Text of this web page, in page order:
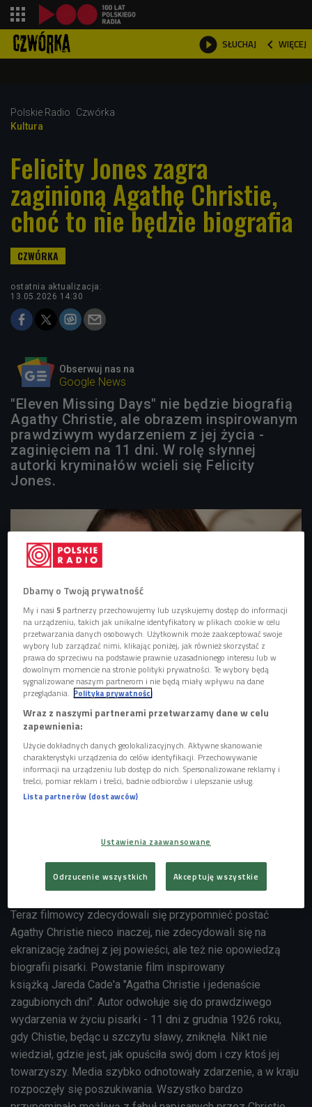
 SŁUCHAJ  WIĘCEJ

Polskie Radio
Czwórka
Kultura
Felicity Jones zagra
zaginioną Agathę Christie,
choć to nie będzie biografia
ostatnia aktualizacja:
13.05.2026 14:30
Obserwuj nas na
Google News
"Eleven Missing Days" nie będzie biografią
Agathy Christie, ale obrazem inspirowanym
prawdziwym wydarzeniem z jej życia -
zaginięciem na 11 dni. W rolę słynnej
autorki kryminałów wcieli się Felicity
Jones.
Felicity Jones zagra rolę Agathy Christie
Foto: Jordan Strauss/Invision/East
News
Niezwykłe, pełne zagadek i tajemnic kryminały przyniosły
Agathcie Christie niezwykłą popularność. Choć angielskiej
pisarki nie ma z nami już 50 lat, to czytelnicy z całego
świata wciąż chętnie sięgają po "Morderstwo w Orient
Expressie" czy "Zabójstwo Rogera Ackroyda". Od tych
"Próba niewinności", "I nie było nikogo", filmy "Śmierć na
Nilu", "Morderstwo w Orient Expressie" i dziesiątki innych.
11 brakujących dni z życia Agathy Christie
Teraz filmowcy zdecydowali się przypomnieć postać
Agathy Christie nieco inaczej, nie zdecydowali się na
ekranizację żadnej z jej powieści, ale też nie opowiedzą
biografii pisarki. Powstanie film inspirowany
książką Jareda Cade'a "Agatha Christie i jedenaście
zagubionych dni". Autor odwołuje się do prawdziwego
wydarzenia w życiu pisarki - 11 dni z grudnia 1926 roku,
gdy Chistie, będąc u szczytu sławy, zniknęła. Nikt nie
wiedział, gdzie jest, jak opuściła swój dom i czy ktoś jej
towarzyszy. Media szybko odnotowały zdarzenie, a w kraju
rozpoczęły się poszukiwania. Wszystko bardzo
Dbamy o Twoją prywatność
My i nasi5 partnerzy przechowujemy lub uzyskujemy dostęp do informacji
na urządzeniu, takich jak unikalne identyfikatory w plikach cookie w celu
przetwarzania danych osobowych. Użytkownik może zaakceptować swoje
wybory lub zarządzać nimi, klikając poniżej, jak również skorzystać z
prawa do sprzeciwu na podstawie prawnie uzasadnionego interesu lub w
dowolnym momencie na stronie polityki prywatności. Te wybory będą
sygnalizowane naszym partnerom i nie będą miały wpływu na dane
przeglądania. Polityka prywatności
Wraz z naszymi partnerami przetwarzamy dane w celu
zapewnienia:
Użycie dokładnych danych geolokalizacyjnych. Aktywne skanowanie
charakterystyki urządzenia do celów identyfikacji. Przechowywanie
informacji na urządzeniu lub dostęp do nich. Spersonalizowane reklamy i
treści, pomiar reklam i treści, badnie odbiorców i ulepszanie usług.
Lista partnerów (dostawców)
Ustawienia zaawansowane
Odrzucenie wszystkich Akceptuję wszystkie